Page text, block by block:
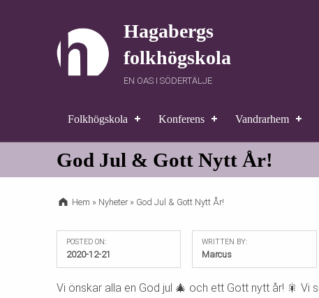
Hagabergs
folkhögskola
EN OAS I SÖDERTÄLJE
Folkhögskola Konferens Vandrarhem
God Jul & Gott Nytt År!
Hem » Nyheter» God Jul & Gott Nytt År!
POSTED ON:
2020-12-21
WRITTEN BY:
Marcus
Vi önskar alla en God jul 🎄 och ett Gott nytt år! 🎇 Vi